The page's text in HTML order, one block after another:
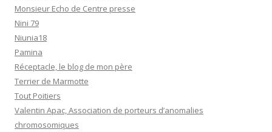
Monsieur Echo de Centre presse
Nini 79
Niunia18
Pamina
Réceptacle, le blog de mon père
Terrier de Marmotte
Tout Poitiers
Valentin Apac, Association de porteurs d’anomalies
chromosomiques